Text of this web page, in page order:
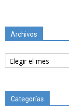
Archivos
Archivos
Categorías